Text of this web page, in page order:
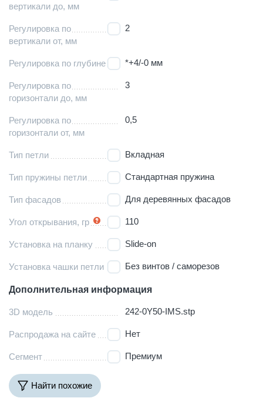
вертикали до, мм
Регулировка по
вертикали от, мм
2
Регулировка по глубине *+4/-0 мм
Регулировка по
горизонтали до, мм
3
Регулировка по
горизонтали от, мм
0,5
Тип петли Вкладная
Тип пружины петли Стандартная пружина
Тип фасадов Для деревянных фасадов
Угол открывания, гр 110
Установка на планку Slide-on
Установка чашки петли Без винтов / саморезов
Дополнительная информация
3D модель 242-0Y50-IMS.stp
Распродажа на сайте Нет
Сегмент Премиум
Найти похожие